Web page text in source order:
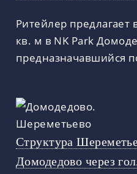
Ритейлер предлагает
кв. м в NK Park
предназначавшийся
Структура
Домодедово через